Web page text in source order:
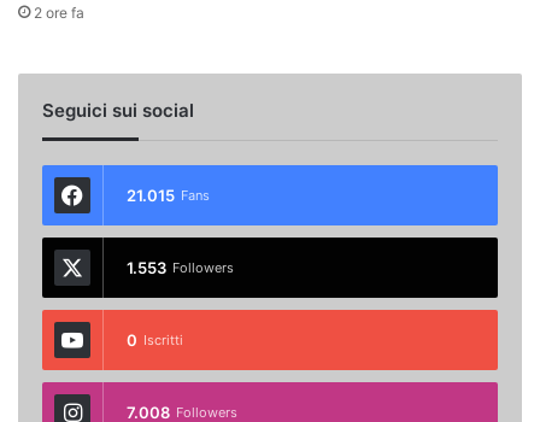
2 ore fa
Seguici sui social
21.015 Fans
1.553 Followers
0 Iscritti
7.008 Followers